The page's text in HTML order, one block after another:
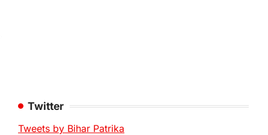
Twitter
Tweets by Bihar Patrika